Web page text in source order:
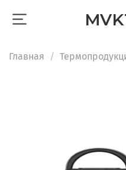
Главная